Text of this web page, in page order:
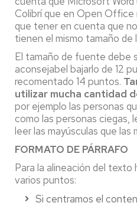
Colibrí que en Open Office
que tener en cuenta que
tienen el mismo tamaño de
El tamaño de fuente debe
aconsejabel bajarlo de 12
recomentado 14 puntos.
utilizar mucha cantidad
por ejemplo las personas
como las personas ciegas,
leer las mayúsculas que las
FORMATO DE PÁRRAFO
Para la alineación del
varios puntos:
Si centramos el